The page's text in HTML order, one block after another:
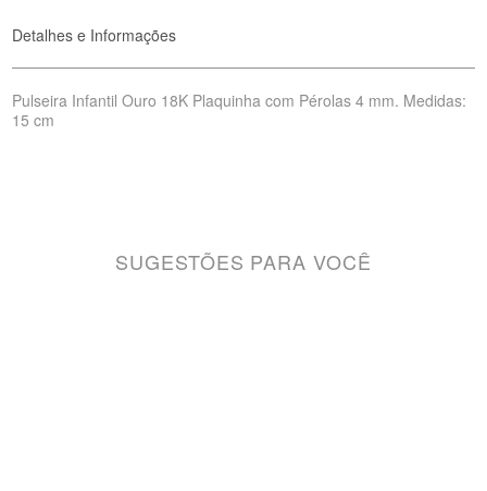
Detalhes e Informações
Pulseira Infantil Ouro 18K Plaquinha com Pérolas 4 mm. Medidas:
15 cm
SUGESTÕES PARA VOCÊ